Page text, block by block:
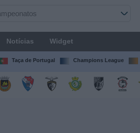
Notícias Widget
Taça de Portugal Champions League